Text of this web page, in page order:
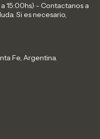
15:00hs) - Contactanos a
Si es necesario,
Fe, Argentina.